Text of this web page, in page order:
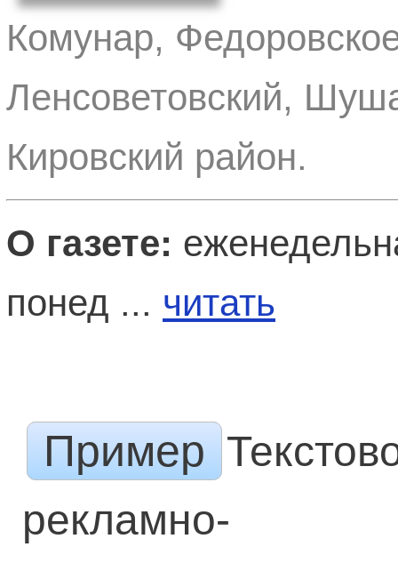
Комунар,
Ленсоветовский,
Кировский район.
О газете:
понед ... читать
Пример
рекламно-